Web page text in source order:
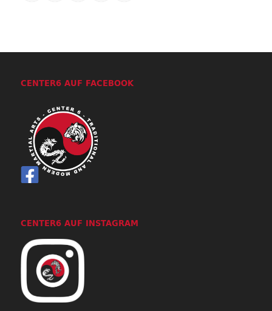
CENTER6 AUF FACEBOOK
CENTER6 AUF INSTAGRAM